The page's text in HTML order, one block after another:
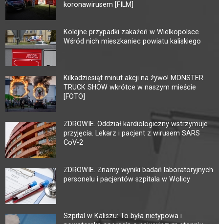
koronawirusem [FILM]
Kolejne przypadki zakażeń w Wielkopolsce.
Wśród nich mieszkaniec powiatu kaliskiego
Kilkadziesiąt minut akcji na żywo! MONSTER
TRUCK SHOW wkrótce w naszym mieście
[FOTO]
ZDROWIE. Oddział kardiologiczny wstrzymuje
przyjęcia. Lekarz i pacjent z wirusem SARS
CoV-2
ZDROWIE. Znamy wyniki badań laboratoryjnych
personelu i pacjentów szpitala w Wolicy
Szpital w Kaliszu: To była nietypowa i